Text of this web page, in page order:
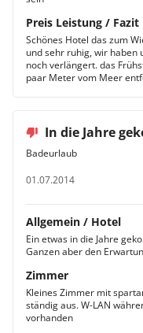
Preis Leistung / Fazit
Schönes Hotel das zum
und sehr ruhig, wir haben
noch verlängert. das
paar Meter vom Meer
In die Jahre
Badeurlaub
01.07.2014
Allgemein / Hotel
Ein etwas in die Jahre
Ganzen aber den
Zimmer
Kleines Zimmer mit
ständig aus. W-LAN
vorhanden